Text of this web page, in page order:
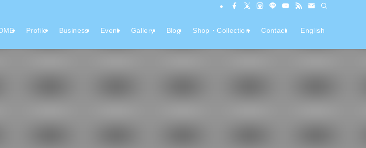
Profile Business Event Gallery Blog Shop・Collection Contact English